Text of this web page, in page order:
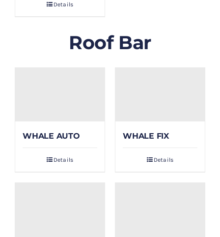
Details
Roof Bar
WHALE AUTO
Details
WHALE FIX
Details